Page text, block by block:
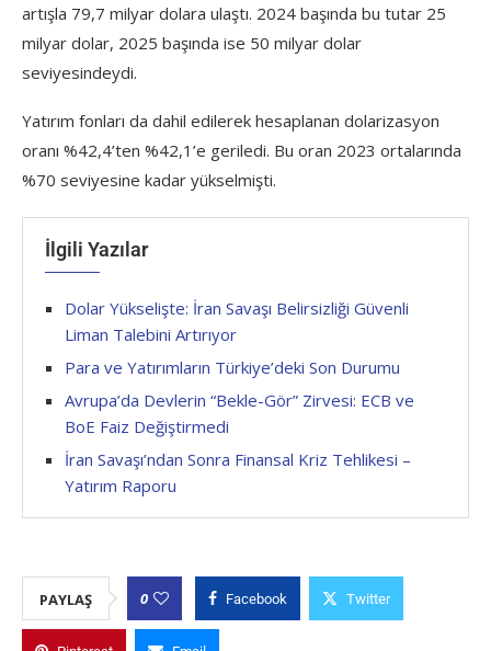
artışla 79,7 milyar dolara ulaştı. 2024 başında bu tutar 25
milyar dolar, 2025 başında ise 50 milyar dolar
seviyesindeydi.
Yatırım fonları da dahil edilerek hesaplanan dolarizasyon
oranı %42,4’ten %42,1’e geriledi. Bu oran 2023 ortalarında
%70 seviyesine kadar yükselmişti.
İlgili Yazılar
Dolar Yükselişte: İran Savaşı Belirsizliği Güvenli
Liman Talebini Artırıyor
Para ve Yatırımların Türkiye’deki Son Durumu
Avrupa’da Devlerin “Bekle-Gör” Zirvesi: ECB ve
BoE Faiz Değiştirmedi
İran Savaşı’ndan Sonra Finansal Kriz Tehlikesi –
Yatırım Raporu
PAYLAŞ 0 Facebook Twitter